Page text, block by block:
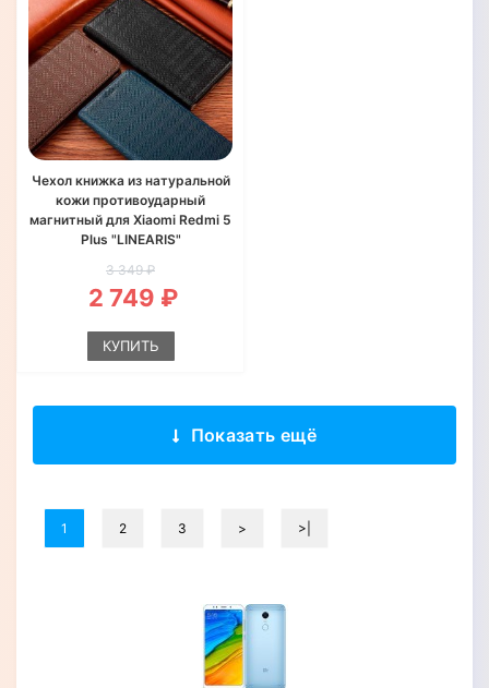
Чехол книжка из натуральной
кожи противоударный
магнитный для Xiaomi Redmi 5
Plus "LINEARIS"
3 349 ₽
2 749 ₽
КУПИТЬ
Показать ещё
1 2 3 > >|